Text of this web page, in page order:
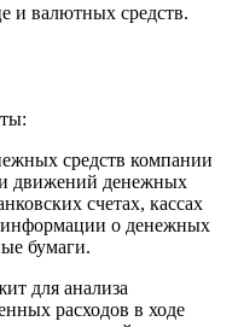
и валютных средств.
средств компании
и движений денежных
счетах, кассах
о денежных
бумаги.
для анализа
расходов в ходе